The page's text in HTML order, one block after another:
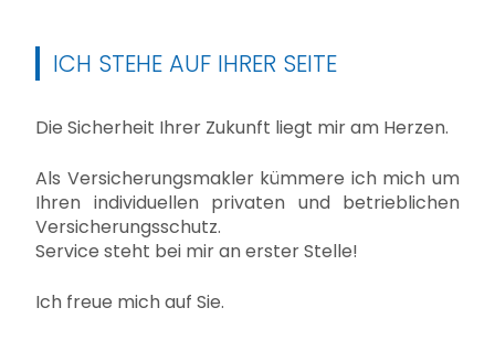
ICH STEHE AUF IHRER SEITE
Die Sicherheit Ihrer Zukunft liegt mir am Herzen.
Als Versicherungsmakler kümmere ich mich um
Ihren individuellen privaten und betrieblichen
Versicherungsschutz.
Service steht bei mir an erster Stelle!
Ich freue mich auf Sie.